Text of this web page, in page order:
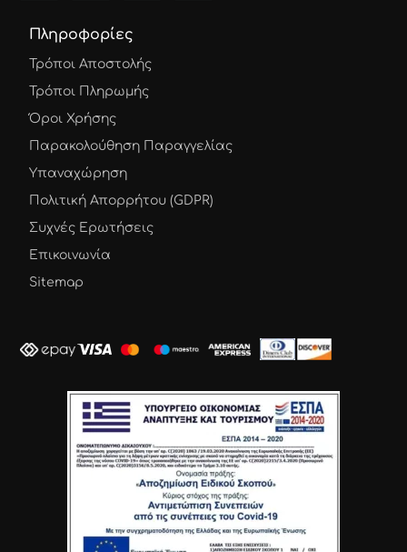
Πληροφορίες
Τρόποι Αποστολής
Τρόποι Πληρωμής
Όροι Χρήσης
Παρακολούθηση Παραγγελίας
Υπαναχώρηση
Πολιτική Απορρήτου (GDPR)
Συχνές Ερωτήσεις
Επικοινωνία
Sitemap